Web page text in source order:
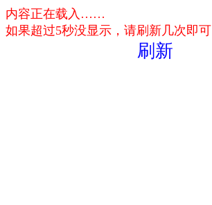
内容正在载入……
如果超过5秒没显示，请刷新几次即可
刷新